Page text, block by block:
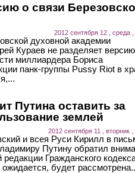
о связи
2012 сентября 12 , среда ,
духовной академии
Кураев не разделяет
миллиардера Бориса
панк-группы Pussy Riot в
Путина оставить за
землей
2012 сентября 11 , вторник ,
и всея Руси Кирилл в
Путину обратил
редакции Гражданского
ожидается, будет